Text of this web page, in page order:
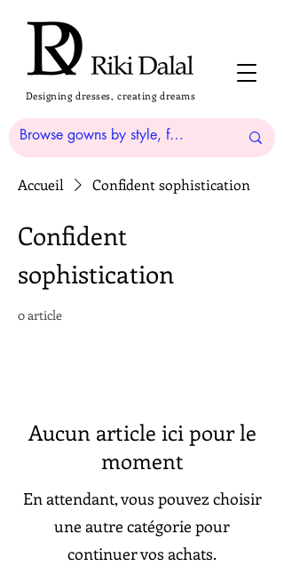
Designing dresses, creating dreams
Accueil Confident sophistication
Confident
sophistication
0 article
Aucun article ici pour le
moment
En attendant, vous pouvez choisir
une autre catégorie pour
continuer vos achats.